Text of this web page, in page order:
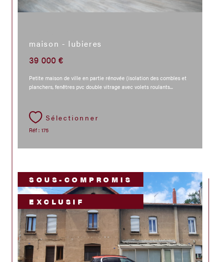
maison - lubieres
39 000 €
Petite maison de ville en partie rénovée (isolation des combles et
planchers, fenêtres pvc double vitrage avec volets roulants...
Sélectionner
Réf : 175
SOUS-COMPROMIS
EXCLUSIF